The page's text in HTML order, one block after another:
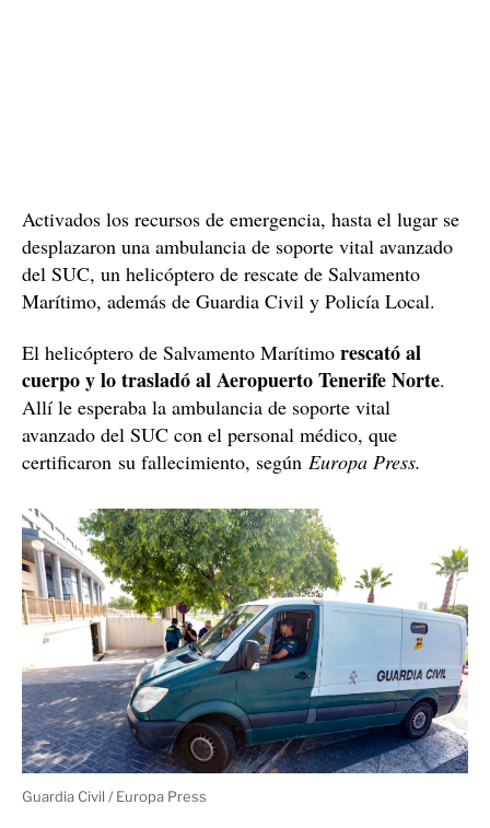
Activados los recursos de emergencia, hasta el lugar se
desplazaron una ambulancia de soporte vital avanzado
del SUC, un helicóptero de rescate de Salvamento
Marítimo, además de Guardia Civil y Policía Local.
El helicóptero de Salvamento Marítimo rescató al
cuerpo y lo trasladó al Aeropuerto Tenerife Norte.
Allí le esperaba la ambulancia de soporte vital
avanzado del SUC con el personal médico, que
certificaron su fallecimiento, según Europa Press.
Guardia Civil / Europa Press